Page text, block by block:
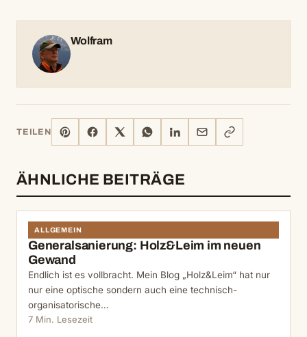
Wolfram
TEILEN
PINTERESTFACEBOOK WHATSAPPLINKEDIN
MAIL
LINK
KOPIEREN
ÄHNLICHE BEITRÄGE
ALLGEMEIN
Generalsanierung: Holz&Leim im neuen
Gewand
Endlich ist es vollbracht. Mein Blog „Holz&Leim“ hat nur
nur eine optische sondern auch eine technisch-
organisatorische…
7 Min. Lesezeit